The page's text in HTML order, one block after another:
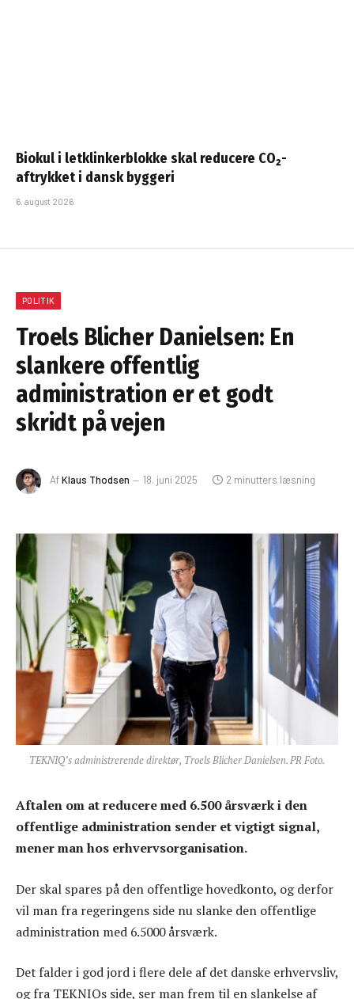
Biokul i letklinkerblokke skal reducere CO₂-
aftrykket i dansk byggeri
6. august 2026
POLITIK
Troels Blicher Danielsen: En
slankere offentlig
administration er et godt
skridt på vejen
AfKlaus Thodsen 18. juni 2025 2 minutters læsning
TEKNIQ’s administrerende direktør, Troels Blicher Danielsen. PR Foto.
Aftalen om at reducere med 6.500 årsværk i den
offentlige administration sender et vigtigt signal,
mener man hos erhvervsorganisation.
Der skal spares på den offentlige hovedkonto, og derfor
vil man fra regeringens side nu slanke den offentlige
administration med 6.5000 årsværk.
Det falder i god jord i flere dele af det danske erhvervsliv,
og fra TEKNIQs side, ser man frem til en slankelse af